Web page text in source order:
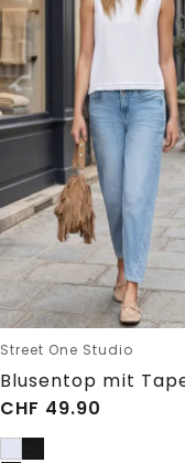
Street One Studio
CHF 49.90